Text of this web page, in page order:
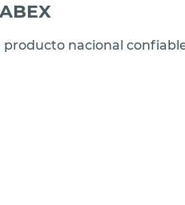
producto nacional